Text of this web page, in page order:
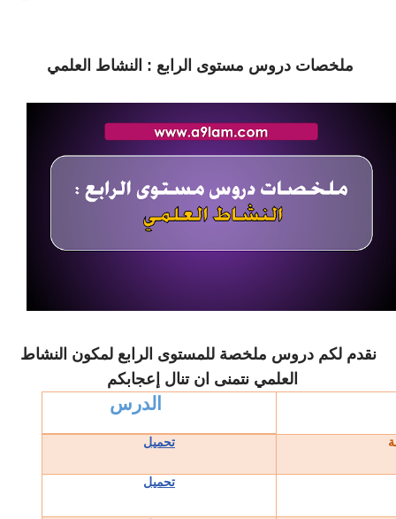
ملخصات دروس مستوى الرابع : النشاط العلمي
نقدم لكم دروس ملخصة للمستوى الرابع لمكون النشاط
العلمي نتمنى ان تنال إعجابكم
الدرس
تحميل
تحميل